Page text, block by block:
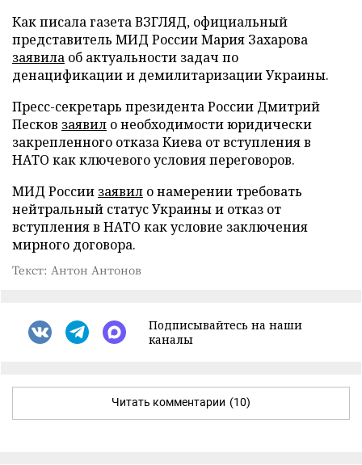
Как писала газета ВЗГЛЯД, официальный
представитель МИД России Мария Захарова
заявила об актуальности задач по
денацификации и демилитаризации Украины.
Пресс-секретарь президента России Дмитрий
Песков заявил о необходимости юридически
закрепленного отказа Киева от вступления в
НАТО как ключевого условия переговоров.
МИД России заявил о намерении требовать
нейтральный статус Украины и отказ от
вступления в НАТО как условие заключения
мирного договора.
Текст: Антон Антонов
Подписывайтесь на наши
каналы
Читать комментарии (10)